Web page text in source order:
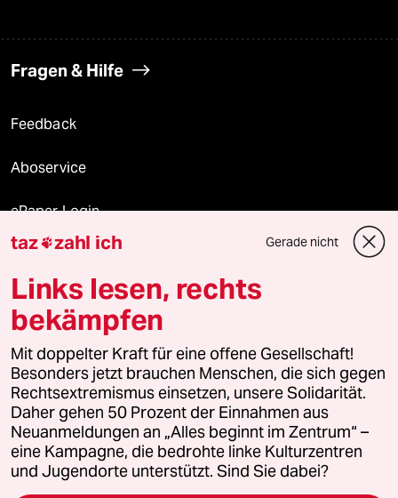
Fragen & Hilfe
Feedback
Aboservice
ePaper Login
Downloads für Abonnierende
© 2026 taz Verlags und Vertriebs GmbH
Alle Rechte vorbehalten. Bei rechtlichen Fragen oder für Genehmigungen
wenden Sie sich bitte an
lizenzen@taz.de
Feedback Redaktionsstatut Kommune-Richtlinien
Leitlinie Informant Datenschutz Impressum AGB
taz zahl ich Gerade nicht
Links lesen, rechts
bekämpfen
Mit doppelter Kraft für eine offene Gesellschaft!
Besonders jetzt brauchen Menschen, die sich gegen
Rechtsextremismus einsetzen, unsere Solidarität.
Daher gehen 50 Prozent der Einnahmen aus
Neuanmeldungen an „Alles beginnt im Zentrum“ –
eine Kampagne, die bedrohte linke Kulturzentren
und Jugendorte unterstützt. Sind Sie dabei?